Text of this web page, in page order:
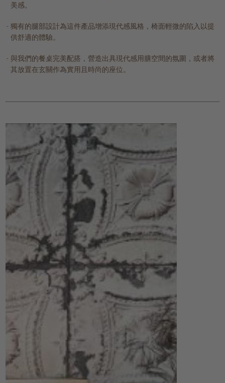
美感。
獨有的腿部設計為這件產品增添現代感風格，椅面輕微的陷入以提
供舒適的體驗。
與我們的餐桌完美配搭，營造出具現代感用膳空間的氛圍，或者將
其放置在玄關作為實用且時尚的座位。